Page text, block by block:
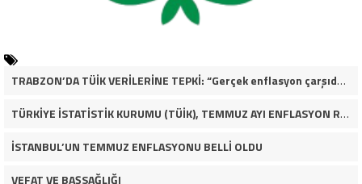
TRABZON’DA TÜİK VERİLERİNE TEPKİ: “Gerçek enflasyon çarşıda, pazarda ve mutfakta yaşanıyor”
TÜRKİYE İSTATİSTİK KURUMU (TÜİK), TEMMUZ AYI ENFLASYON RAKAMLARINI AÇIKLADI
İSTANBUL’UN TEMMUZ ENFLASYONU BELLİ OLDU
VEFAT VE BAŞSAĞLIĞI